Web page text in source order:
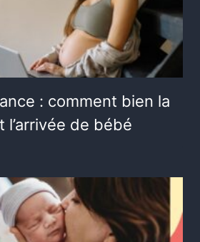
: comment bien la
l’arrivée de bébé